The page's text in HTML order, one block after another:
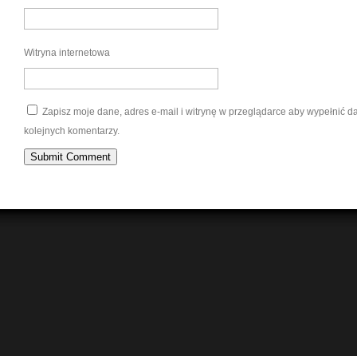
Witryna internetowa
Zapisz moje dane, adres e-mail i witrynę w przeglądarce aby wypełnić
kolejnych komentarzy.